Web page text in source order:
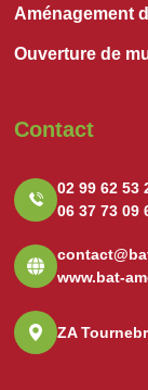
Aménagement
Ouverture de
Contact
02 99 62 53
06 37 73 09
www.bat-
ZA